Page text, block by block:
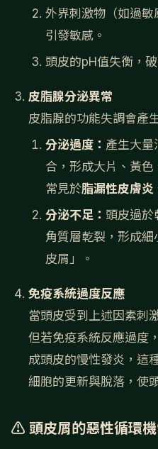
外界刺激物（如過敏
引發敏感。
頭皮的pH值失衡，
皮脂腺分泌異常
皮脂腺的功能失調會產
分泌過度： 產生大量
合，形成大片、黃色
常見於脂漏性皮膚炎
分泌不足： 頭皮過於
角質層乾裂，形成
皮屑」。
免疫系統過度反應
當頭皮受到上述因素刺
但若免疫系統反應過度
成頭皮的慢性發炎，這
細胞的更新與脫落，使
⚠️ 頭皮屑的惡性循環機